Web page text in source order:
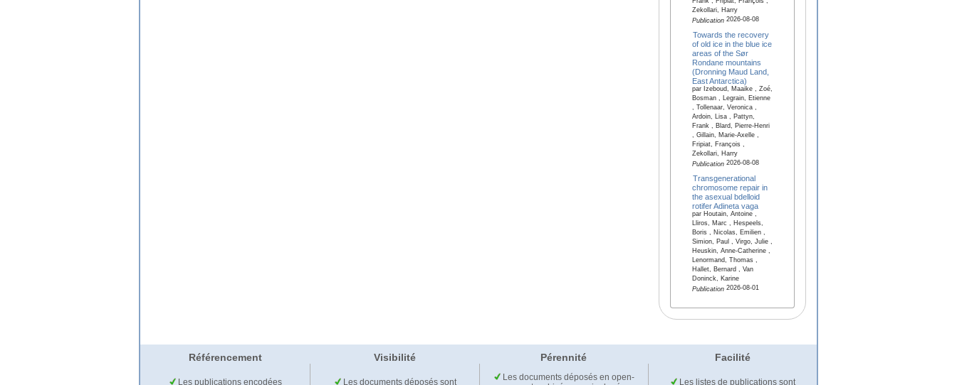
Zekollari, Harry
Publication2026-08-08
Towards the recovery
of old ice in the blue ice
areas of the Sør
Rondane mountains
(Dronning Maud Land,
East Antarctica)
par Izeboud, Maaike , Zoé,
Bosman , Legrain, Etienne
, Tollenaar, Veronica ,
Ardoin, Lisa , Pattyn,
Frank , Blard, Pierre-Henri
, Gillain, Marie-Axelle ,
Fripiat, François ,
Zekollari, Harry
Publication2026-08-08
Transgenerational
chromosome repair in
the asexual bdelloid
rotifer Adineta vaga
par Houtain, Antoine ,
Lliros, Marc , Hespeels,
Boris , Nicolas, Emilien ,
Simion, Paul , Virgo, Julie ,
Heuskin, Anne-Catherine ,
Lenormand, Thomas ,
Hallet, Bernard , Van
Doninck, Karine
Publication2026-08-01
Référencement Visibilité Pérennité Facilité
Les publications encodées Les documents déposés sont
Les documents déposés en open-
Les listes de publications sont